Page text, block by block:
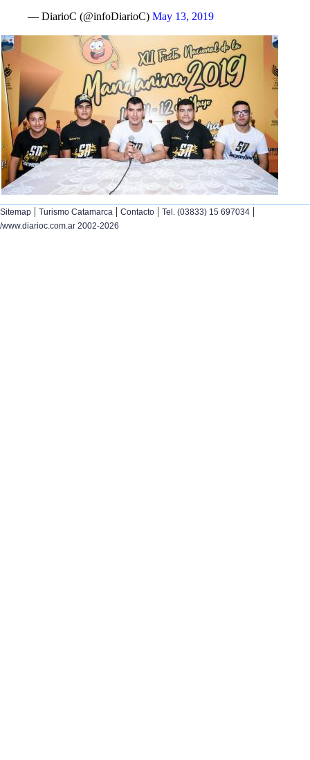
— DiarioC (@infoDiarioC) May 13, 2019
Sitemap | Turismo Catamarca | Contacto | Tel. (03833) 15 697034 |
/www.diarioc.com.ar 2002-2026